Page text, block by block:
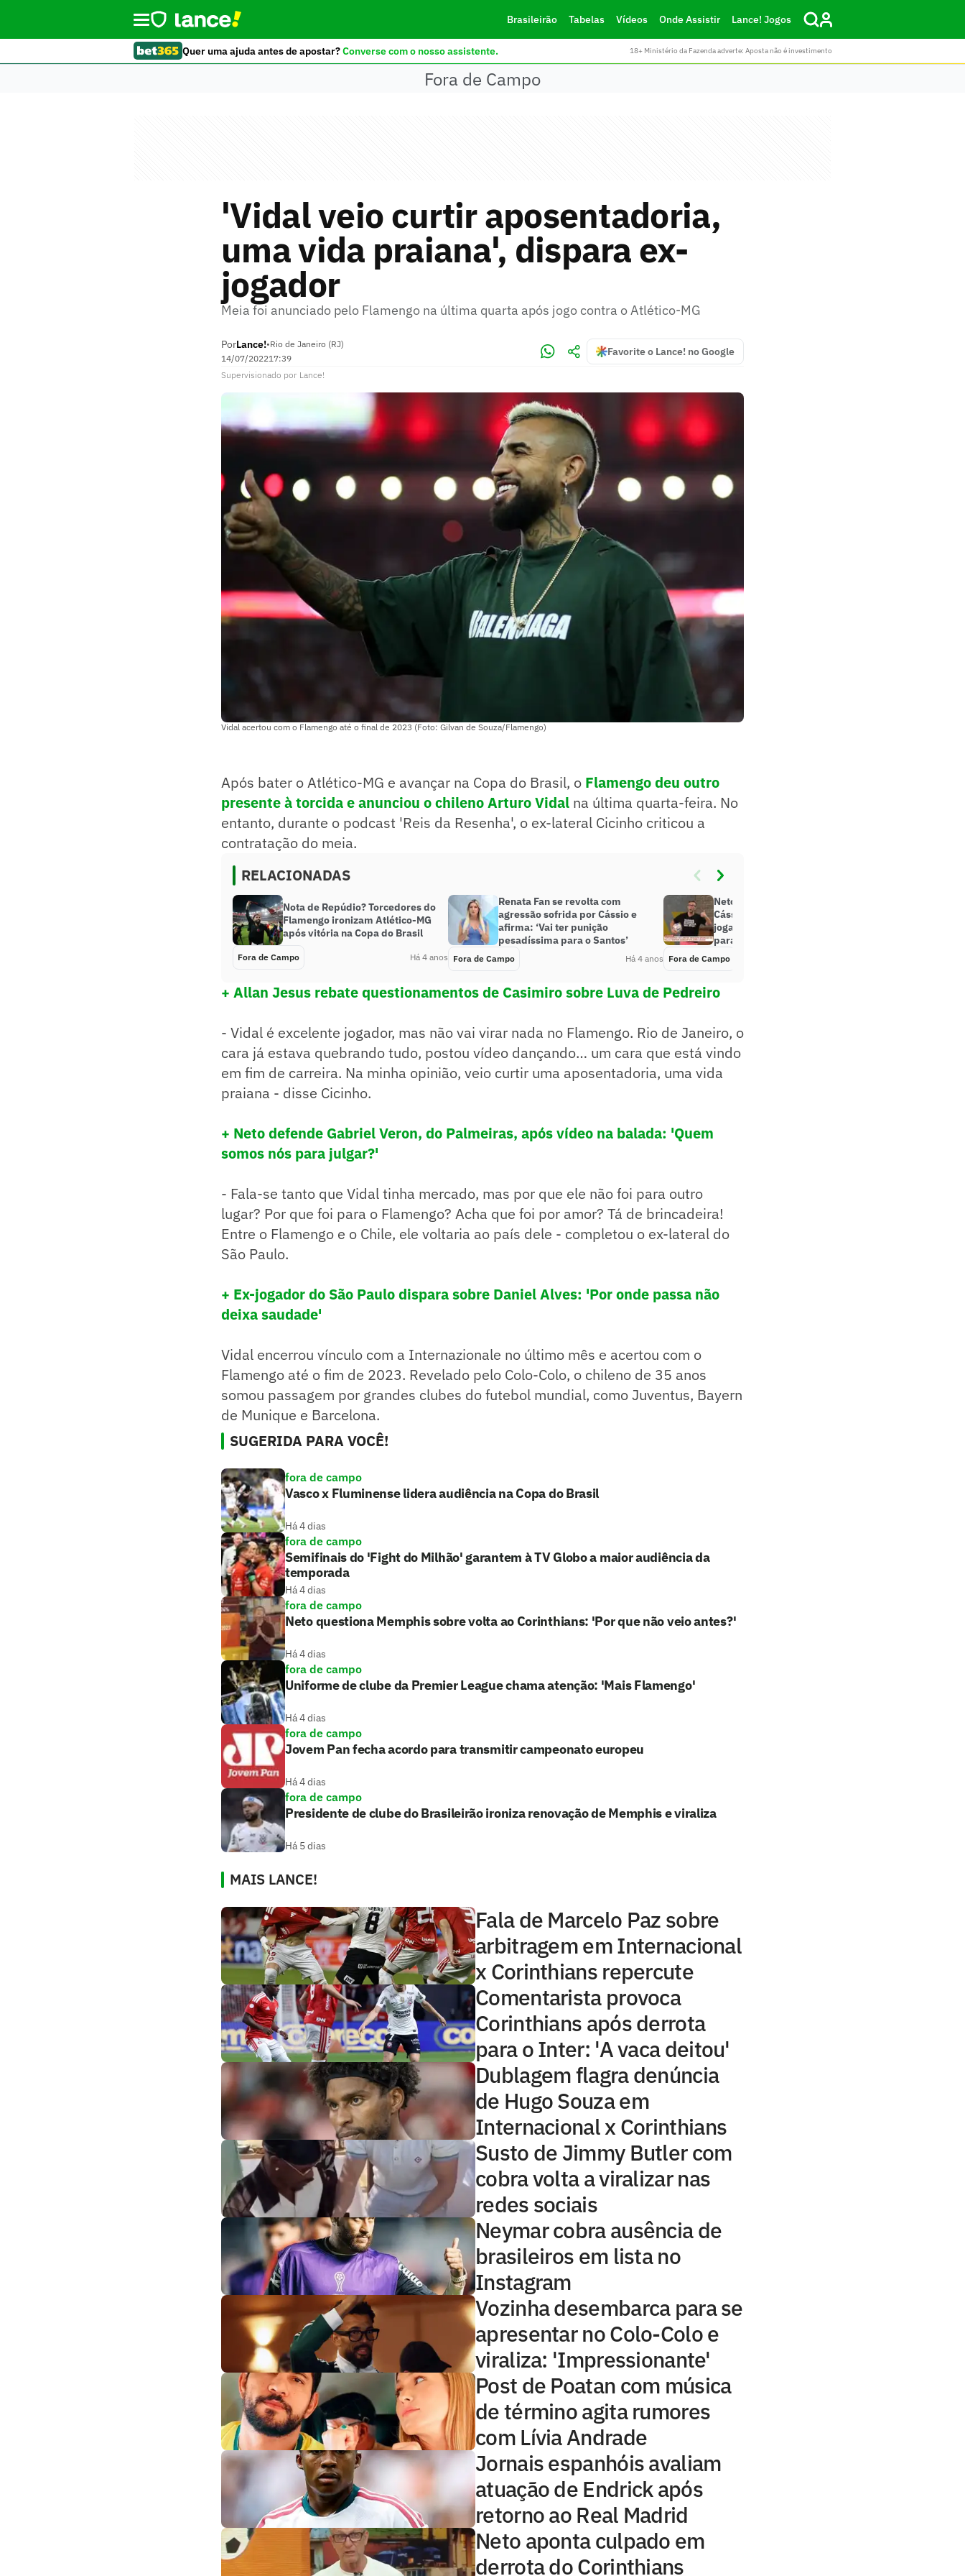
Brasileirão Tabelas Vídeos Onde Assistir Lance! Jogos
Quer uma ajuda antes de apostar?Converse com o nosso assistente. 18+ Ministério da Fazenda adverte: Aposta não é investimento
Fora de Campo
'Vidal veio curtir aposentadoria,
uma vida praiana', dispara ex-
jogador
Meia foi anunciado pelo Flamengo na última quarta após jogo contra o Atlético-MG
PorLance!•Rio de Janeiro (RJ)
14/07/202217:39
Favorite o Lance! no Google
Supervisionado por Lance!
Vidal acertou com o Flamengo até o final de 2023 (Foto: Gilvan de Souza/Flamengo)
Após bater o Atlético-MG e avançar na Copa do Brasil, o Flamengo deu outro
presente à torcida e anunciou o chileno Arturo Vidal na última quarta-feira. No
entanto, durante o podcast 'Reis da Resenha', o ex-lateral Cicinho criticou a
contratação do meia.
RELACIONADAS
Nota de Repúdio? Torcedores do
Flamengo ironizam Atlético-MG
após vitória na Copa do Brasil
Fora de Campo Há 4 anos
Renata Fan se revolta com
agressão sofrida por Cássio e
afirma: ‘Vai ter punição
pesadíssima para o Santos’
Fora de Campo Há 4 anos
Neto lamenta agressão sofrida por
Cássio, culpa árbitro e critica
jogador do Corinthians: ‘Pipocou
para o cara’
Fora de Campo
+ Allan Jesus rebate questionamentos de Casimiro sobre Luva de Pedreiro
- Vidal é excelente jogador, mas não vai virar nada no Flamengo. Rio de Janeiro, o
cara já estava quebrando tudo, postou vídeo dançando… um cara que está vindo
em fim de carreira. Na minha opinião, veio curtir uma aposentadoria, uma vida
praiana - disse Cicinho.
+ Neto defende Gabriel Veron, do Palmeiras, após vídeo na balada: 'Quem
somos nós para julgar?'
- Fala-se tanto que Vidal tinha mercado, mas por que ele não foi para outro
lugar? Por que foi para o Flamengo? Acha que foi por amor? Tá de brincadeira!
Entre o Flamengo e o Chile, ele voltaria ao país dele - completou o ex-lateral do
São Paulo.
+ Ex-jogador do São Paulo dispara sobre Daniel Alves: 'Por onde passa não
deixa saudade'
Vidal encerrou vínculo com a Internazionale no último mês e acertou com o
Flamengo até o fim de 2023. Revelado pelo Colo-Colo, o chileno de 35 anos
somou passagem por grandes clubes do futebol mundial, como Juventus, Bayern
de Munique e Barcelona.
SUGERIDA PARA VOCÊ!
fora de campo
Vasco x Fluminense lidera audiência na Copa do Brasil
Há 4 dias
fora de campo
Semifinais do 'Fight do Milhão' garantem à TV Globo a maior audiência da
temporada
Há 4 dias
fora de campo
Neto questiona Memphis sobre volta ao Corinthians: 'Por que não veio antes?'
Há 4 dias
fora de campo
Uniforme de clube da Premier League chama atenção: 'Mais Flamengo'
Há 4 dias
fora de campo
Jovem Pan fecha acordo para transmitir campeonato europeu
Há 4 dias
fora de campo
Presidente de clube do Brasileirão ironiza renovação de Memphis e viraliza
Há 5 dias
MAIS LANCE!
Fala de Marcelo Paz sobre
arbitragem em Internacional
x Corinthians repercute
Comentarista provoca
Corinthians após derrota
para o Inter: 'A vaca deitou'
Dublagem flagra denúncia
de Hugo Souza em
Internacional x Corinthians
Susto de Jimmy Butler com
cobra volta a viralizar nas
redes sociais
Neymar cobra ausência de
brasileiros em lista no
Instagram
Vozinha desembarca para se
apresentar no Colo-Colo e
viraliza: 'Impressionante'
Post de Poatan com música
de término agita rumores
com Lívia Andrade
Jornais espanhóis avaliam
atuação de Endrick após
retorno ao Real Madrid
Neto aponta culpado em
derrota do Corinthians